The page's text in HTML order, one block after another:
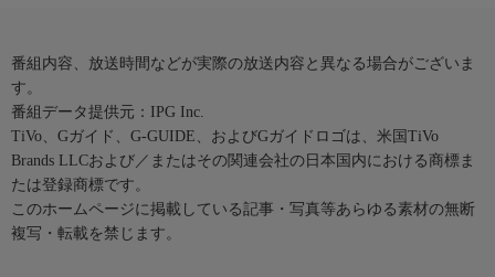
番組内容、放送時間などが実際の放送内容と異なる場合がございま
す。
番組データ提供元：IPG Inc.
TiVo、Gガイド、G-GUIDE、およびGガイドロゴは、米国TiVo
Brands LLCおよび／またはその関連会社の日本国内における商標ま
たは登録商標です。
このホームページに掲載している記事・写真等あらゆる素材の無断
複写・転載を禁じます。